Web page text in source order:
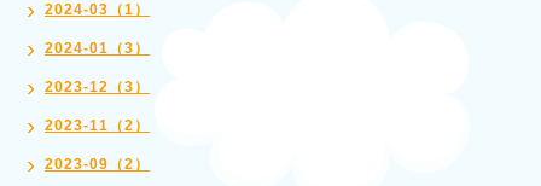
2024-03（1）
2024-01（3）
2023-12（3）
2023-11（2）
2023-09（2）